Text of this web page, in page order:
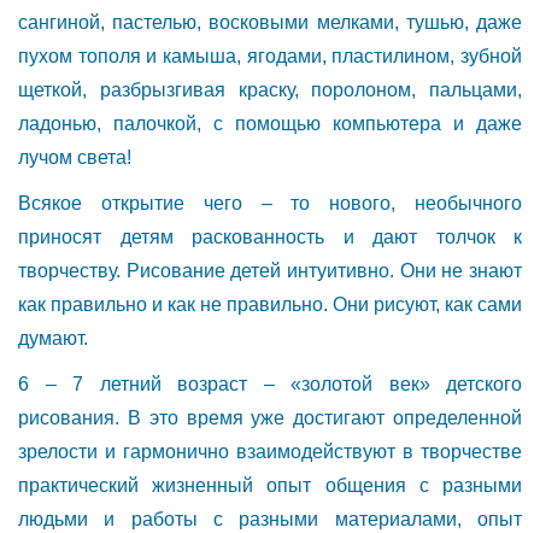
сангиной, пастелью, восковыми мелками, тушью, даже
пухом тополя и камыша, ягодами, пластилином, зубной
щеткой, разбрызгивая краску, поролоном, пальцами,
ладонью, палочкой, с помощью компьютера и даже
лучом света!
Всякое открытие чего – то нового, необычного
приносят детям раскованность и дают толчок к
творчеству. Рисование детей интуитивно. Они не знают
как правильно и как не правильно. Они рисуют, как сами
думают.
6 – 7 летний возраст – «золотой век» детского
рисования. В это время уже достигают определенной
зрелости и гармонично взаимодействуют в творчестве
практический жизненный опыт общения с разными
людьми и работы с разными материалами, опыт